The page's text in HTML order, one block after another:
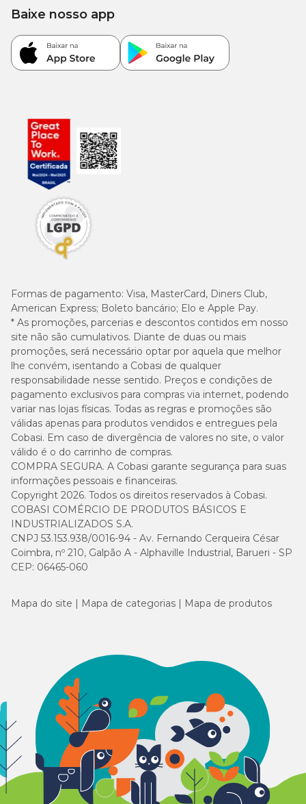
Formas de pagamento: Visa, MasterCard, Diners Club,
American Express; Boleto bancário; Elo e Apple Pay.
* As promoções, parcerias e descontos contidos em nosso
site não são cumulativos. Diante de duas ou mais
promoções, será necessário optar por aquela que melhor
lhe convém, isentando a Cobasi de qualquer
responsabilidade nesse sentido. Preços e condições de
pagamento exclusivos para compras via internet, podendo
variar nas lojas físicas. Todas as regras e promoções são
válidas apenas para produtos vendidos e entregues pela
Cobasi. Em caso de divergência de valores no site, o valor
válido é o do carrinho de compras.
COMPRA SEGURA. A Cobasi garante segurança para suas
informações pessoais e financeiras.
Copyright 2026. Todos os direitos reservados à Cobasi.
COBASI COMÉRCIO DE PRODUTOS BÁSICOS E
INDUSTRIALIZADOS S.A.
CNPJ 53.153.938/0016-94 - Av. Fernando Cerqueira César
Coimbra, nº 210, Galpão A - Alphaville Industrial, Barueri - SP
CEP: 06465-060
Baixe nosso app
Mapa do site Mapa de categorias Mapa de produtos